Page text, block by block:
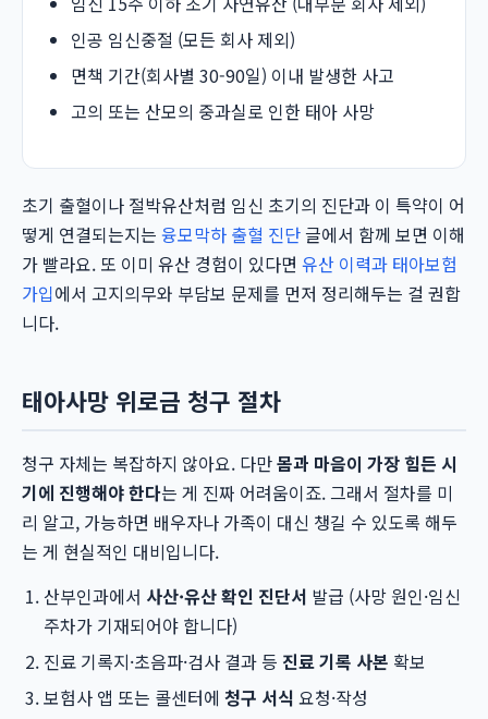
인공 임신중절 (모든 회사 제외)
면책 기간(회사별 30-90일) 이내 발생한 사고
고의 또는 산모의 중과실로 인한 태아 사망
초기 출혈이나 절박유산처럼 임신 초기의 진단과 이 특약이 어
떻게 연결되는지는 융모막하 출혈 진단글에서 함께 보면 이해
가 빨라요. 또 이미 유산 경험이 있다면 유산 이력과 태아보험
가입에서 고지의무와 부담보 문제를 먼저 정리해두는 걸 권합
니다.
태아사망 위로금 청구 절차
청구 자체는 복잡하지 않아요. 다만몸과 마음이 가장 힘든 시
기에 진행해야 한다는 게 진짜 어려움이죠. 그래서 절차를 미
리 알고, 가능하면 배우자나 가족이 대신 챙길 수 있도록 해두
는 게 현실적인 대비입니다.
산부인과에서 사산·유산 확인 진단서 발급 (사망 원인·임신
주차가 기재되어야 합니다)
진료 기록지·초음파·검사 결과 등 진료 기록 사본 확보
보험사 앱 또는 콜센터에 청구 서식 요청·작성